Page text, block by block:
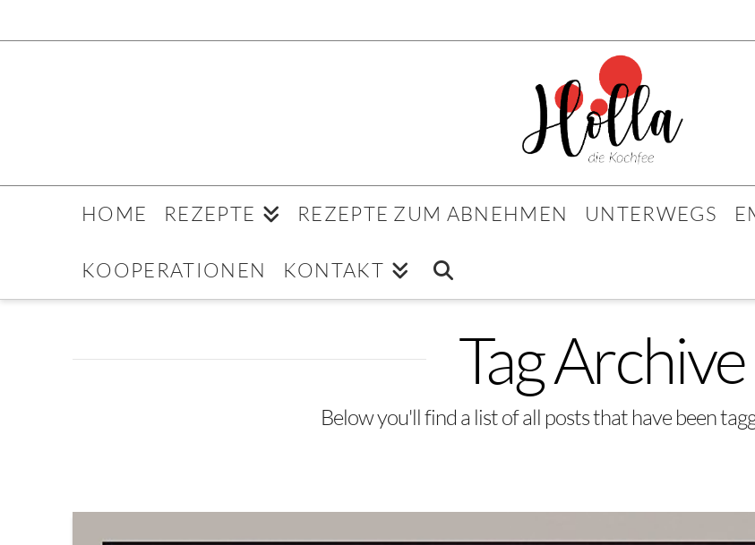
HOME REZEPTE REZEPTE ZUM ABNEHMEN UNTERWEGS
KOOPERATIONEN KONTAKT
Tag Archive
Below you'll find a list of all posts that have been